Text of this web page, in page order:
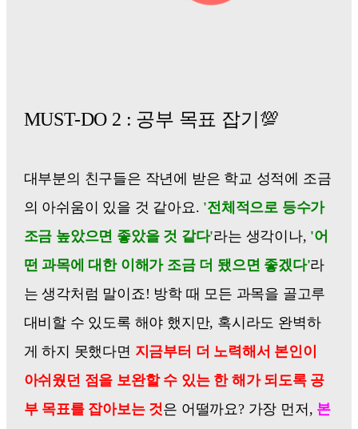
MUST-DO 2 : 공부 목표 잡기💯
대부분의 친구들은 작년에 받은 학교 성적에 조금
의 아쉬움이 있을 것 같아요. '전체적으로 등수가
조금 높았으면 좋았을 것 같다'라는 생각이나, '어
떤 과목에 대한 이해가 조금 더 됐으면 좋겠다'라
는 생각처럼 말이죠! 방학 때 모든 과목을 골고루
대비할 수 있도록 해야 했지만, 혹시라도 완벽하
게 하지 못했다면 지금부터 더 노력해서 본인이
아쉬웠던 점을 보완할 수 있는 한 해가 되도록 공
부 목표를 잡아보는 것은 어떨까요? 가장 먼저, 본